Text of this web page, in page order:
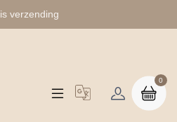
verzending
0